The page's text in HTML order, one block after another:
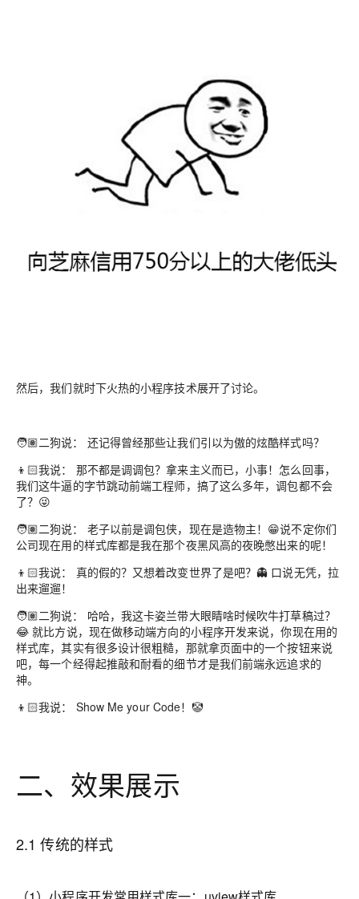
然后，我们就时下火热的小程序技术展开了讨论。
🧑🏽二狗说： 还记得曾经那些让我们引以为傲的炫酷样式吗？
👦🏻我说： 那不都是调调包？拿来主义而已，小事！怎么回事，
我们这牛逼的字节跳动前端工程师，搞了这么多年，调包都不会
了？😜
🧑🏽二狗说： 老子以前是调包侠，现在是造物主！😁说不定你们
公司现在用的样式库都是我在那个夜黑风高的夜晚憋出来的呢！
👦🏻我说： 真的假的？又想着改变世界了是吧？👻 口说无凭，拉
出来遛遛！
🧑🏽二狗说： 哈哈，我这卡姿兰带大眼睛啥时候吹牛打草稿过？
😂 就比方说，现在做移动端方向的小程序开发来说，你现在用的
样式库，其实有很多设计很粗糙，那就拿页面中的一个按钮来说
吧，每一个经得起推敲和耐看的细节才是我们前端永远追求的
神。
👦🏻我说： Show Me your Code！🤡
二、效果展示
2.1 传统的样式